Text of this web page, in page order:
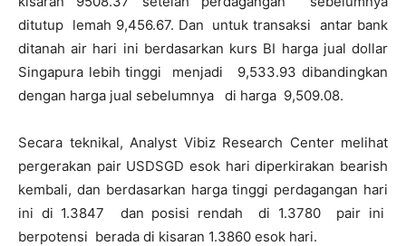
ditutup lemah 9,456.67. Dan untuk transaksi antar bank
ditanah air hari ini berdasarkan kurs BI harga jual dollar
Singapura lebih tinggi menjadi 9,533.93 dibandingkan
dengan harga jual sebelumnya di harga 9,509.08.
Secara teknikal, Analyst Vibiz Research Center melihat
pergerakan pair USDSGD esok hari diperkirakan bearish
kembali, dan berdasarkan harga tinggi perdagangan hari
ini di 1.3847 dan posisi rendah di 1.3780 pair ini
berpotensi berada di kisaran 1.3860 esok hari.